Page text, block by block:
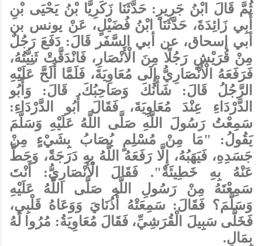
ثُمَّ قَالَ ابْنُ جَرِيرٍ: حَدَّثَنَا زَكَرِيَّا بْنُ يَحْيَى بْنِ
أَبِي زَائِدَةَ، حَدَّثَنَا ابْنُ فُضَيْلٍ، عَنْ يونس بن
أبي إسحاق، عن أبي السَّفَر قَالَ: دَفَعَ رَجُلٌ
مِنْ قُرَيْشٍ رَجُلًا مِنَ الْأَنْصَارِ، فَانْدَقَّتْ ثَنِيَّتُهُ،
فَرَفَعَهُ الْأَنْصَارِيُّ إِلَى مُعَاوِيَةَ، فَلَمَّا أَلَحَّ عَلَيْهِ
الرَّجُلُ قَالَ: شَأْنُكَ وَصَاحِبُكَ. قَالَ: وَأَبُو
الدَّرْدَاءِ عِنْدَ مُعَاوِيَةَ، فَقَالَ أَبُو الدَّرْدَاءِ:
سَمِعْتُ رَسُولَ اللَّهِ صَلَّى اللَّهُ عَلَيْهِ وَسَلَّمَ
يَقُولُ: "مَا مِنْ مُسْلِمٍ يُصَابُ بِشَيْءٍ مِنْ
جَسَدِهِ، فَيَهَبُهُ، إِلَّا رَفَعَهُ اللَّهُ بِهِ دَرَجَةً، وَحَطَّ
عَنْهُ بِهِ خَطِيئَةً". فَقَالَ الْأَنْصَارِيُّ: أَنْتَ
سَمِعْتَهُ مِنْ رَسُولِ اللَّهِ صَلَّى اللَّهُ عَلَيْهِ
وَسَلَّمَ؟ فَقَالَ: سَمِعَتْهُ أُذُنَايَ وَوَعَاهُ قَلْبِي،
فَخَلَّى سَبِيلَ الْقُرَشِيِّ، فَقَالَ مُعَاوِيَةُ: مُرُوا لَهُ
بِمَالٍ.